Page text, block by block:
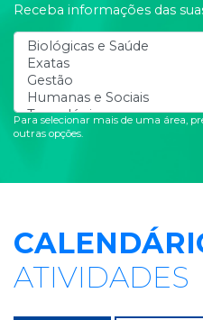
Receba informações das
Para selecionar mais de uma área,
outras opções.
ATIVIDADES